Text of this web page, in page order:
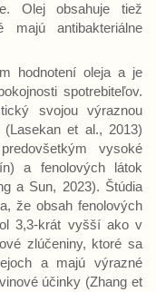
Olej obsahuje tiež
majú antibakteriálne
hodnotení oleja a je
spotrebiteľov.
svojou výraznou
et al., 2013)
vysoké
a fenolových látok
a Sun, 2023). Štúdia
že obsah fenolových
3,3-krát vyšší ako v
zlúčeniny, ktoré sa
a majú výrazné
účinky (Zhang et